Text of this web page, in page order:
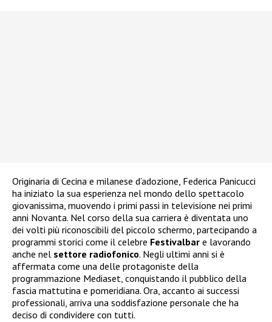
Originaria di Cecina e milanese d’adozione, Federica Panicucci
ha iniziato la sua esperienza nel mondo dello spettacolo
giovanissima, muovendo i primi passi in televisione nei primi
anni Novanta. Nel corso della sua carriera è diventata uno
dei volti più riconoscibili del piccolo schermo, partecipando a
programmi storici come il celebre Festivalbar e lavorando
anche nel settore radiofonico. Negli ultimi anni si è
affermata come una delle protagoniste della
programmazione Mediaset, conquistando il pubblico della
fascia mattutina e pomeridiana. Ora, accanto ai successi
professionali, arriva una soddisfazione personale che ha
deciso di condividere con tutti.